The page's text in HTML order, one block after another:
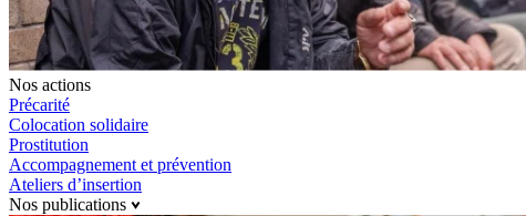
Nos actions
Précarité
Colocation solidaire
Prostitution
Accompagnement et prévention
Ateliers d’insertion
Nos publications